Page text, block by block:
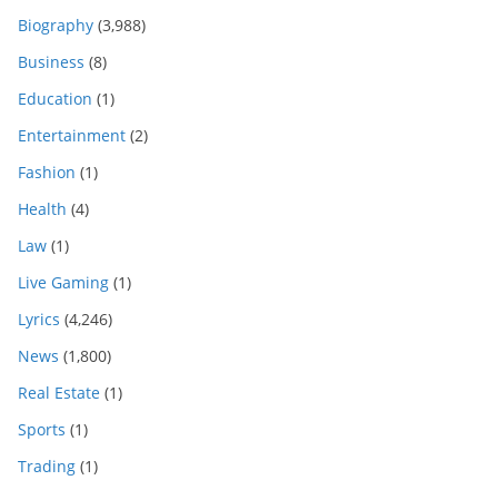
Biography (3,988)
Business (8)
Education (1)
Entertainment (2)
Fashion (1)
Health (4)
Law (1)
Live Gaming (1)
Lyrics (4,246)
News (1,800)
Real Estate (1)
Sports (1)
Trading (1)